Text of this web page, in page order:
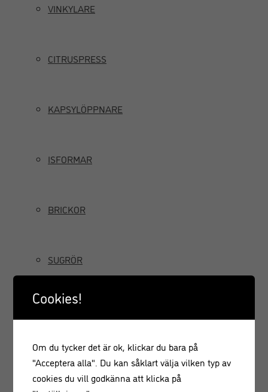
VINKYLARE
CITRUSPRESS
KAPSYLÖPPNARE
ISFORMAR
BRICKOR
SUGRÖR
GRÄDDSIFONER
Cookies!
Om du tycker det är ok, klickar du bara på
"Acceptera alla". Du kan såklart välja vilken typ av
cookies du vill godkänna att klicka på